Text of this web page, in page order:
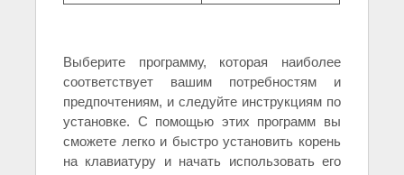
Выберите программу, которая наиболее
соответствует вашим потребностям и
предпочтениям, и следуйте инструкциям по
установке. С помощью этих программ вы
сможете легко и быстро установить корень
на клавиатуру и начать использовать его